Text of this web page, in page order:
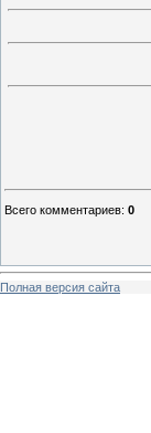
Всего комментариев: 0
Полная версия сайта